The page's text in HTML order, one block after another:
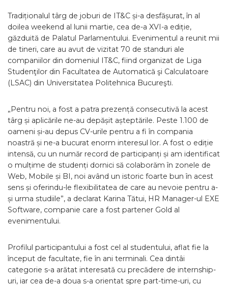
Tradiționalul târg de joburi de IT&C și-a desfășurat, în al
doilea weekend al lunii martie, cea de-a XVI-a ediție,
găzduită de Palatul Parlamentului. Evenimentul a reunit mii
de tineri, care au avut de vizitat 70 de standuri ale
companiilor din domeniul IT&C, fiind organizat de Liga
Studenţilor din Facultatea de Automatică şi Calculatoare
(LSAC) din Universitatea Politehnica Bucureşti.
„Pentru noi, a fost a patra prezență consecutivă la acest
târg și aplicările ne-au depășit așteptările. Peste 1.100 de
oameni și-au depus CV-urile pentru a fi în compania
noastră și ne-a bucurat enorm interesul lor. A fost o ediție
intensă, cu un număr record de participanți și am identificat
o mulțime de studenți dornici să colaborăm în zonele de
Web, Mobile și BI, noi având un istoric foarte bun în acest
sens și oferindu-le flexibilitatea de care au nevoie pentru a-
și urma studiile”, a declarat Karina Tătui, HR Manager-ul EXE
Software, companie care a fost partener Gold al
evenimentului.
Profilul participantului a fost cel al studentului, aflat fie la
început de facultate, fie în ani terminali. Cea dintâi
categorie s-a arătat interesată cu precădere de internship-
uri, iar cea de-a doua s-a orientat spre part-time-uri, cu